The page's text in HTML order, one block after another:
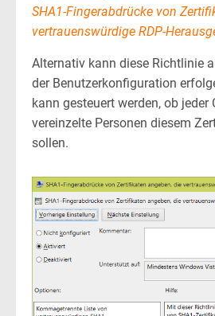
SHA1-Fingerabdrücke von
vertrauenswürdige RDP-
Alternativ kann diese Richtlinie
der Benutzerkonfiguration
kann gesteuert werden, ob jeder
vereinzelte Personen diesem
sollen.